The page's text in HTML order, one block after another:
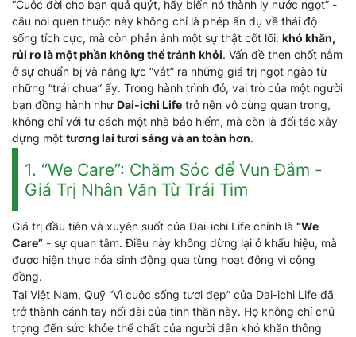
“Cuộc đời cho bạn quả quýt, hãy biến nó thành ly nước ngọt” -
câu nói quen thuộc này không chỉ là phép ẩn dụ về thái độ
sống tích cực, mà còn phản ánh một sự thật cốt lõi: khó khăn,
rủi ro là một phần không thể tránh khỏi. Vấn đề then chốt nằm
ở sự chuẩn bị và năng lực “vắt” ra những giá trị ngọt ngào từ
những “trái chua” ấy. Trong hành trình đó, vai trò của một người
bạn đồng hành như Dai-ichi Life trở nên vô cùng quan trọng,
không chỉ với tư cách một nhà bảo hiểm, mà còn là đối tác xây
dựng một tương lai tươi sáng và an toàn hơn.
1. “We Care”: Chăm Sóc để Vun Đắm -
Giá Trị Nhân Văn Từ Trái Tim
Giá trị đầu tiên và xuyên suốt của Dai-ichi Life chính là “We
Care” - sự quan tâm. Điều này không dừng lại ở khẩu hiệu, mà
được hiện thực hóa sinh động qua từng hoạt động vì cộng
đồng.
Tại Việt Nam, Quỹ “Vì cuộc sống tươi đẹp” của Dai-ichi Life đã
trở thành cánh tay nối dài của tinh thần này. Họ không chỉ chú
trọng đến sức khỏe thể chất của người dân khó khăn thông